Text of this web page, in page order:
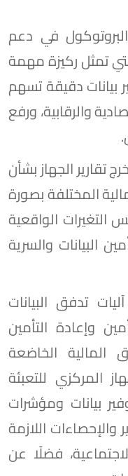
في دعم
تمثل ركيزة مهمة
بيانات دقيقة تسهم
والرقابية، ورفع
تقارير الجهاز بشأن
المختلفة بصورة
التغيرات الواقعية
البيانات والسرية
تدفق البيانات
وإعادة التأمين
المالية الخاضعة
المركزي للتعبئة
بيانات ومؤشرات
اللازمة
فضلًا عن